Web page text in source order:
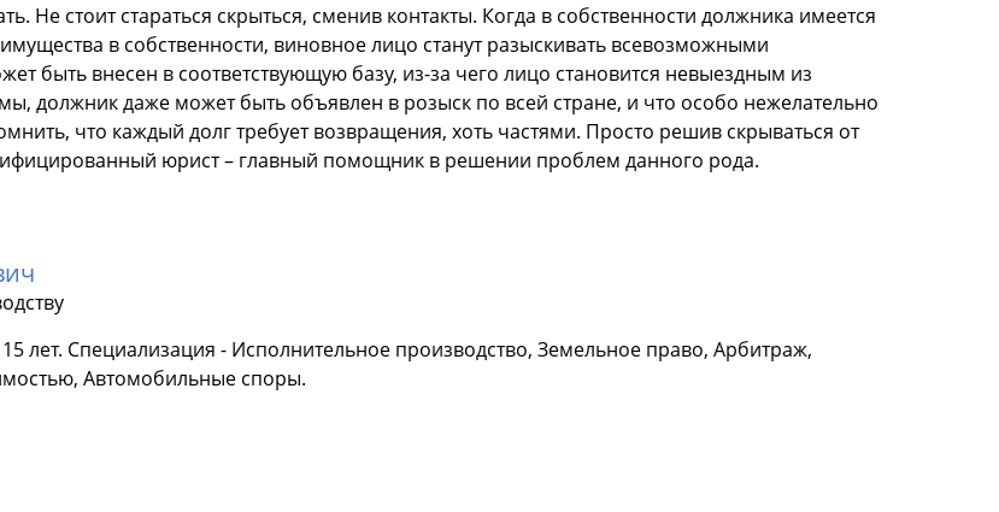
Не стоит стараться скрыться, сменив контакты. Когда в собственности должника имеется
в собственности, виновное лицо станут разыскивать всевозможными
быть внесен в соответствующую базу, из-за чего лицо становится невыездным из
должник даже может быть объявлен в розыск по всей стране, и что особо нежелательно
что каждый долг требует возвращения, хоть частями. Просто решив скрываться от
юрист – главный помощник в решении проблем данного рода.
лет. Специализация - Исполнительное производство, Земельное право, Арбитраж,
Автомобильные споры.